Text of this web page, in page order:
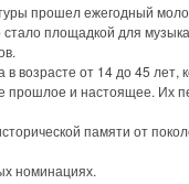
прошел ежегодный
площадкой для
возрасте от 14 до 45 лет,
прошлое и настоящее. Их
памяти от
номинациях.